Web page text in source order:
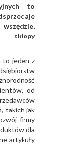
to
sklepy
to jeden z
od
takich jak
firmy
dla
artykuły